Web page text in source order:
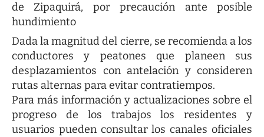
de Zipaquirá, por precaución ante posible
hundimiento
Dada la magnitud del cierre, se recomienda a los
conductores y peatones que planeen sus
desplazamientos con antelación y consideren
rutas alternas para evitar contratiempos.
Para más información y actualizaciones sobre el
progreso de los trabajos los residentes y
usuarios pueden consultar los canales oficiales